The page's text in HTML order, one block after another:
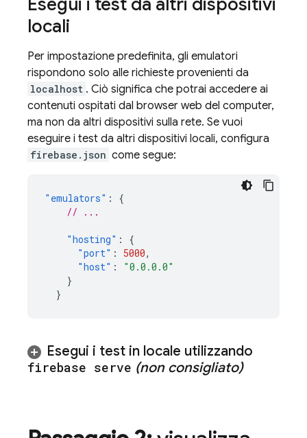
locali
Per impostazione predefinita, gli emulatori
rispondono solo alle richieste provenienti da
localhost . Ciò significa che potrai accedere ai
contenuti ospitati dal browser web del computer,
ma non da altri dispositivi sulla rete. Se vuoi
eseguire i test da altri dispositivi locali, configura
firebase.json come segue:
"emulators" :
{
// ...
"hosting" :
{
"port" : 5000,
"host" :
"0.0.0.0"
}
}
Esegui i test in locale utilizzando
firebase serve (non consigliato)